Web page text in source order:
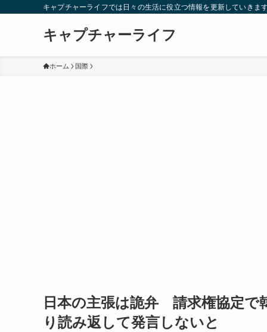
キャプチャーライフでは日々の生活に役立つ情報を更新していき
キャプチャーライフ
ホーム 国際
日本の主張は詭弁 請求権協定
り読み返して発言しないと